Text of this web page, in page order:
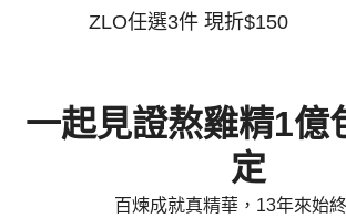
ZLO任選3件 現折$150
一起見證熬雞精1億
定
百煉成就真精華，13年來始